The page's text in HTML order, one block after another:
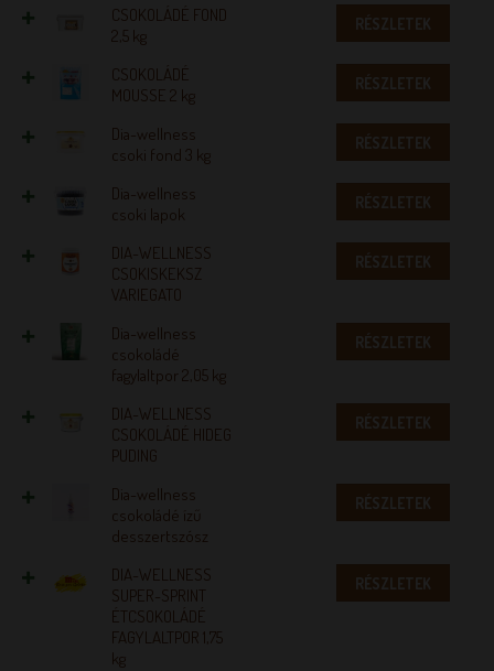
CSOKOLÁDÉ FOND
2,5 kg
RÉSZLETEK
CSOKOLÁDÉ
MOUSSE 2 kg
RÉSZLETEK
Dia-wellness
csoki fond 3 kg
RÉSZLETEK
Dia-wellness
csoki lapok
RÉSZLETEK
DIA-WELLNESS
CSOKISKEKSZ
VARIEGATO
RÉSZLETEK
Dia-wellness
csokoládé
fagylaltpor 2,05 kg
RÉSZLETEK
DIA-WELLNESS
CSOKOLÁDÉ HIDEG
PUDING
RÉSZLETEK
Dia-wellness
csokoládé ízű
desszertszósz
RÉSZLETEK
DIA-WELLNESS
SUPER-SPRINT
ÉTCSOKOLÁDÉ
FAGYLALTPOR 1,75
kg
RÉSZLETEK